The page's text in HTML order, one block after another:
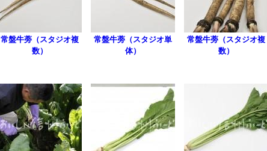
常盤牛蒡（スタジオ複
数）
常盤牛蒡（スタジオ単
体）
常盤牛蒡（スタジオ複
数）